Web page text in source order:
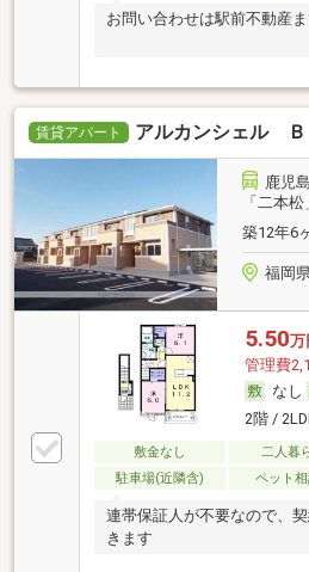
お問い合わせは駅前不動産
賃貸アパート アルカンシェル Ｂ
鹿児
「二本
築12年6
福岡
5.50万
管理費
なし
2階 /
敷金なし 二人暮
駐車場(近隣含)
ペット
連帯保証人が不要なので、
きます